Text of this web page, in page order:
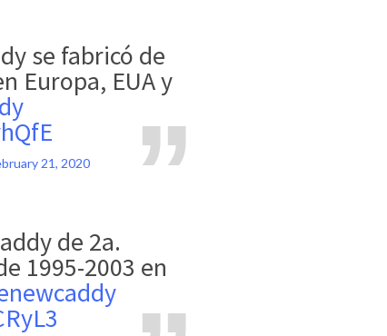
se fabricó de
Europa, EUA y
21, 2020
de 2a.
1995-2003 en